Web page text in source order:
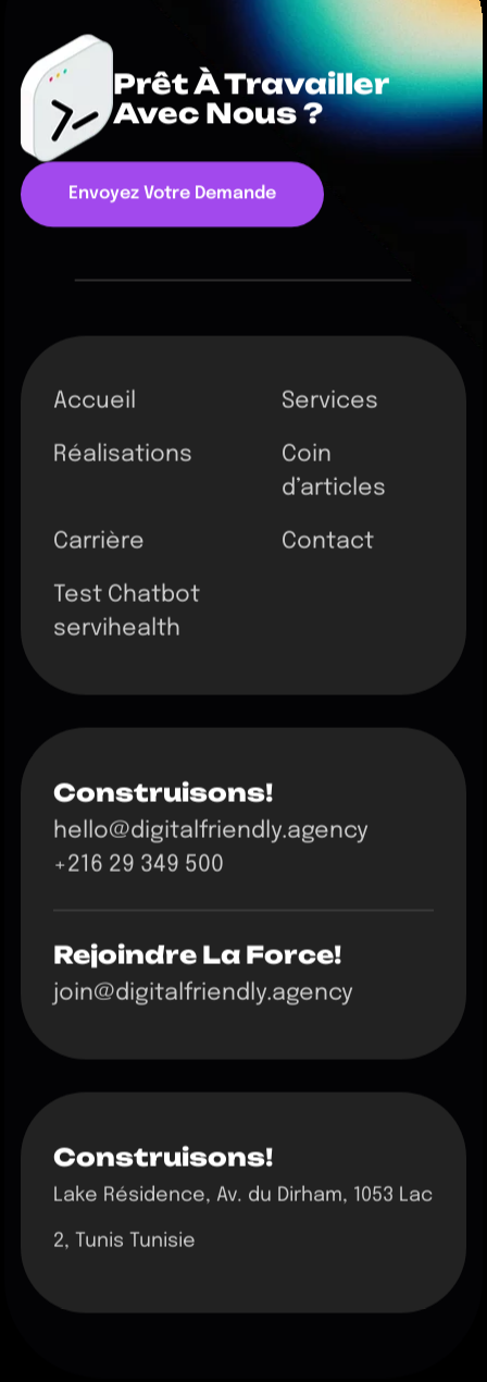
Prêt À Travailler
Avec Nous ?
Envoyez Votre Demande
Accueil Services
Réalisations
Coin
d’articles
Carrière Contact
Test Chatbot
servihealth
Construisons!
hello@digitalfriendly.agency
+216 29 349 500
Rejoindre La Force!
join@digitalfriendly.agency
Construisons!
Lake Résidence, Av. du Dirham, 1053 Lac
2, Tunis Tunisie